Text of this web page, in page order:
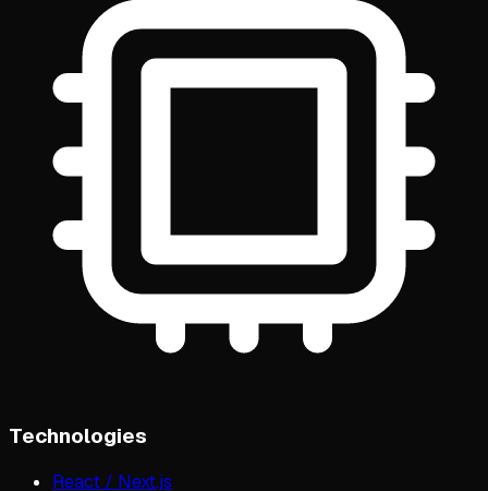
Technologies
React / Next.js